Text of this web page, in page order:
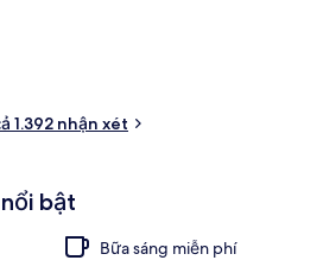
sáng là những điều ghi dấu ấn trong
1.392 nhận xét
bật
Bữa sáng miễn phí